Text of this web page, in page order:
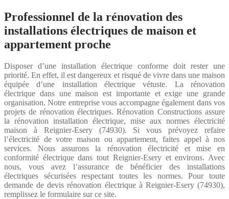
Professionnel de la rénovation des
installations électriques de maison et
appartement proche
Disposer d’une installation électrique conforme doit rester une
priorité. En effet, il est dangereux et risqué de vivre dans une maison
équipée d’une installation électrique vétuste. La rénovation
électrique dans une maison est importante et exige une grande
organisation. Notre entreprise vous accompagne également dans vos
projets de rénovation électriques. Rénovation Constructions assure
la rénovation installation électrique, mise aux normes électricité
maison à Reignier-Esery (74930). Si vous prévoyez refaire
l’électricité de votre maison ou appartement, faites appel à nos
services. Nous assurons la rénovation électricité et mise en
conformité électrique dans tout Reignier-Esery et environs. Avec
nous, vous avez l’assurance de bénéficier des installations
électriques sécurisées respectant toutes les normes. Pour toute
demande de devis rénovation électrique à Reignier-Esery (74930),
remplissez le formulaire sur ce site.